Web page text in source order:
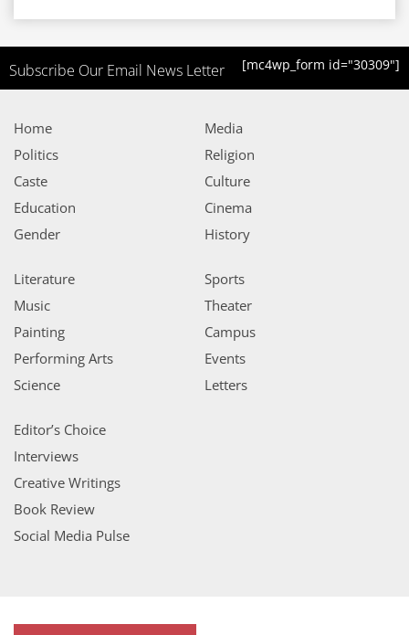
Subscribe Our Email News Letter [mc4wp_form id="30309"]
Home
Politics
Caste
Education
Gender
Media
Religion
Culture
Cinema
History
Literature
Music
Painting
Performing Arts
Science
Sports
Theater
Campus
Events
Letters
Editor’s Choice
Interviews
Creative Writings
Book Review
Social Media Pulse